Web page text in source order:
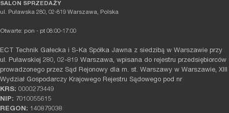
SALON SPRZEDAŻY
ul. Puławska 280, 02-819 Warszawa, Polska
Otwarte: pon - pt 08:00-17:00
ECT Technik Gałecka i S-Ka Spółka Jawna z siedzibą w Warszawie przy
ul. Puławskiej 280, 02-819 Warszawa, wpisana do rejestru przedsiębiorców
prowadzonego przez Sąd Rejonowy dla m. st. Warszawy w Warszawie, XIII
Wydział Gospodarczy Krajowego Rejestru Sądowego pod nr
KRS: 0000273449
NIP: 7010055615
REGON: 140879038